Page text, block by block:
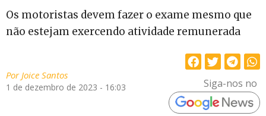
Os motoristas devem fazer o exame mesmo que
não estejam exercendo atividade remunerada
PorJoice Santos
1 de dezembro de 2023 - 16:03 Siga-nos no